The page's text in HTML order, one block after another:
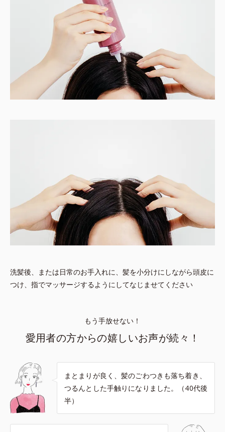
洗髪後、または日常のお手入れに、髪を小分けにしながら頭皮に
つけ、指でマッサージするようにしてなじませてください
もう手放せない！
愛用者の方からの嬉しいお声が続々！
まとまりが良く、髪のごわつきも落ち着き、
つるんとした手触りになりました。（40代後
半）